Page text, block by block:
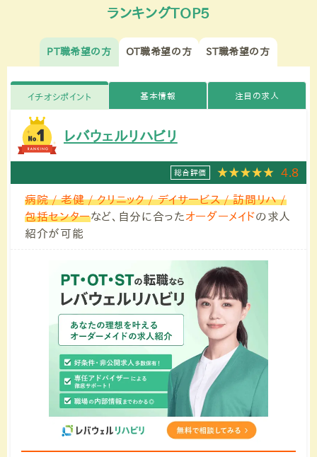
ランキングTOP5
PT職希望の方 OT職希望の方 ST職希望の方
イチオシポイント 基本情報 注目の求人
レバウェルリハビリ
総合評価 4.8
病院 / 老健 / クリニック / デイサービス / 訪問リハ /
包括センターなど、自分に合ったオーダーメイドの求人
紹介が可能